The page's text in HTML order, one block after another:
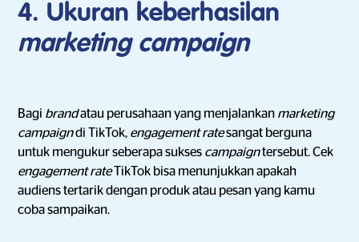
4. Ukuran keberhasilan
marketing campaign
Bagi brandatau perusahaan yang menjalankan marketing
campaigndi TikTok, engagement ratesangat berguna
untuk mengukur seberapa sukses campaigntersebut. Cek
engagement rateTikTok bisa menunjukkan apakah
audiens tertarik dengan produk atau pesan yang kamu
coba sampaikan.